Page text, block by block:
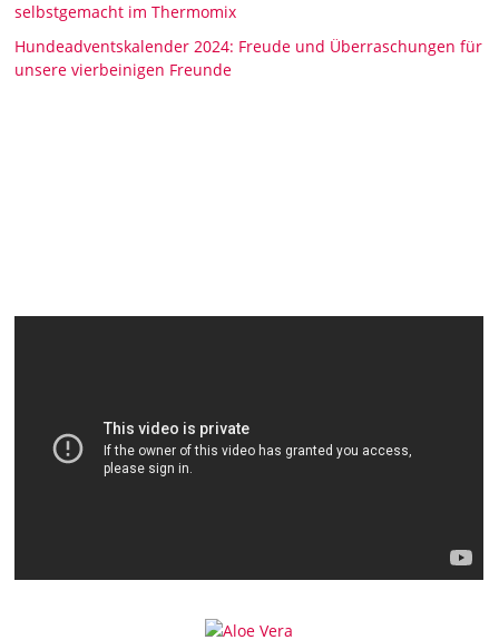
selbstgemacht im Thermomix
Hundeadventskalender 2024: Freude und Überraschungen für
unsere vierbeinigen Freunde